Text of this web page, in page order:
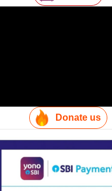
Donate us